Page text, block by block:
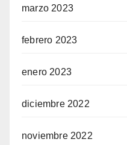
marzo 2023
febrero 2023
enero 2023
diciembre 2022
noviembre 2022